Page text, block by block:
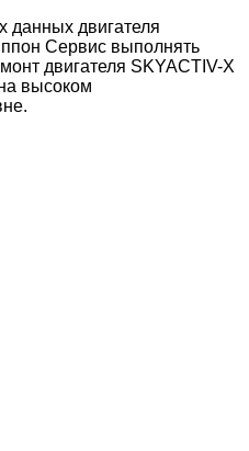
данных двигателя
Сервис выполнять
двигателя SKYACTIV-X
высоком